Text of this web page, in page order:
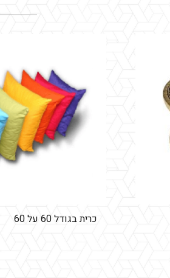
כרית בגודל 60 על 60